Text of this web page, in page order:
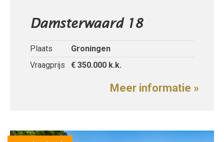
Damsterwaard 18
Plaats
Groningen
Vraagprijs
€ 350.000 k.k.
Meer informatie »